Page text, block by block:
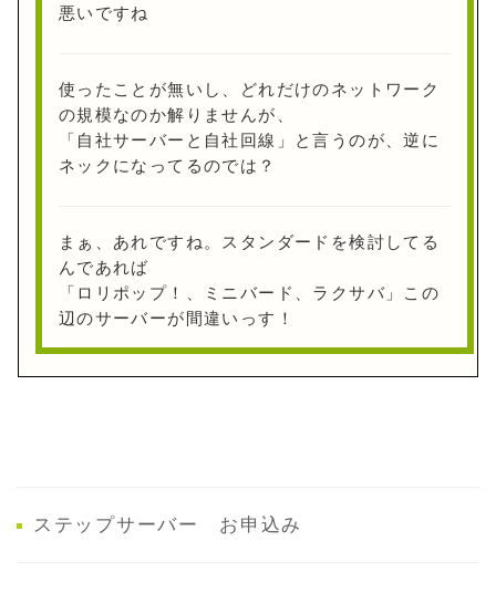
悪いですね
使ったことが無いし、どれだけのネットワーク
の規模なのか解りませんが、
「自社サーバーと自社回線」と言うのが、逆に
ネックになってるのでは？
まぁ、あれですね。スタンダードを検討してる
んであれば
「ロリポップ！、ミニバード、ラクサバ」この
辺のサーバーが間違いっす！
ステップサーバー お申込み